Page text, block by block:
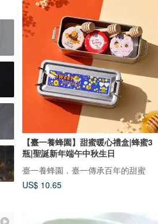
【臺一養蜂園】甜蜜暖心禮盒|蜂蜜3
瓶|聖誕新年端午中秋生日
臺一養蜂園．臺一傳承百年的甜蜜
US$ 10.65